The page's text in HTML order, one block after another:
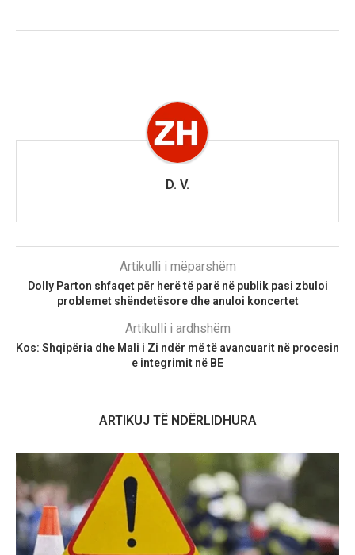
D. V.
Artikulli i mëparshëm
Dolly Parton shfaqet për herë të parë në publik pasi zbuloi
problemet shëndetësore dhe anuloi koncertet
Artikulli i ardhshëm
Kos: Shqipëria dhe Mali i Zi ndër më të avancuarit në procesin
e integrimit në BE
ARTIKUJ TË NDËRLIDHURA